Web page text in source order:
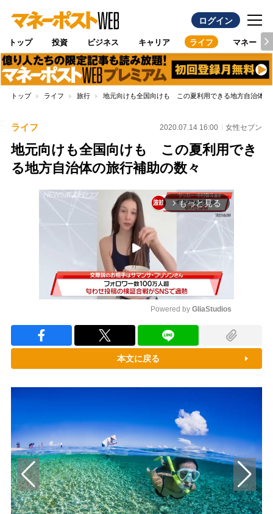
ログイン
トップ 投資 ビジネス キャリア ライフ マネー
トップ ライフ 旅行 地元向けも全国向けも この夏利用できる地方自治体の
ライフ 2020.07.14 16:00 女性セブン
地元向けも全国向けも この夏利用でき
る地方自治体の旅行補助の数々
arrow_forward_ios もっと見る
Powered by GliaStudios
本文に戻る